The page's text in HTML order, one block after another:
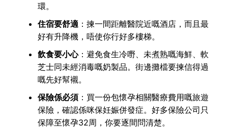
環。
住宿要舒適 ：揀一間距離醫院近嘅酒店，而且最
好有升降機，唔使你行好多樓梯。
飲食要小心：避免食生冷嘢、未煮熟嘅海鮮、軟
芝士同未經消毒嘅奶製品。街邊攤檔要揀信得過
嘅先好幫襯。
保險係必須：買一份包懷孕相關醫療費用嘅旅遊
保險，確認係咪保妊娠併發症。好多保險公司只
保障至懷孕32周，你要逐間問清楚。